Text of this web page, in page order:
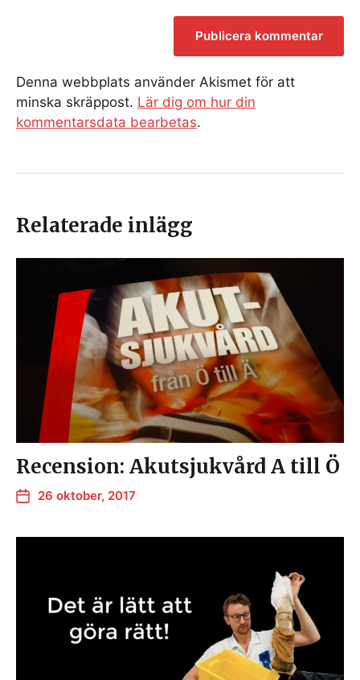
Denna webbplats använder Akismet för att
minska skräppost. Lär dig om hur din
kommentarsdata bearbetas.
Relaterade inlägg
Recension: Akutsjukvård A till Ö
26 oktober, 2017